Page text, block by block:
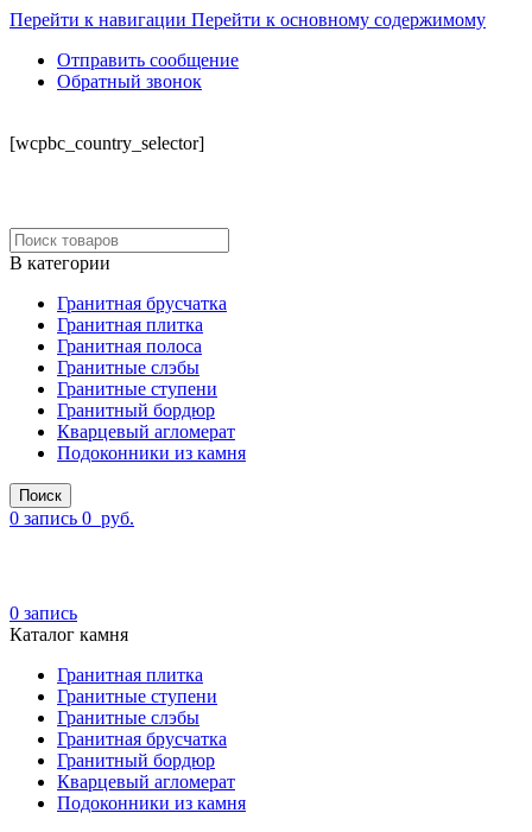
Перейти к навигации Перейти к основному содержимому
Отправить сообщение
Обратный звонок
[wcpbc_country_selector]
В категории
Гранитная брусчатка
Гранитная плитка
Гранитная полоса
Гранитные слэбы
Гранитные ступени
Гранитный бордюр
Кварцевый агломерат
Подоконники из камня
Поиск
0 запись 0 руб.
0 запись
Каталог камня
Гранитная плитка
Гранитные ступени
Гранитные слэбы
Гранитная брусчатка
Гранитный бордюр
Кварцевый агломерат
Подоконники из камня